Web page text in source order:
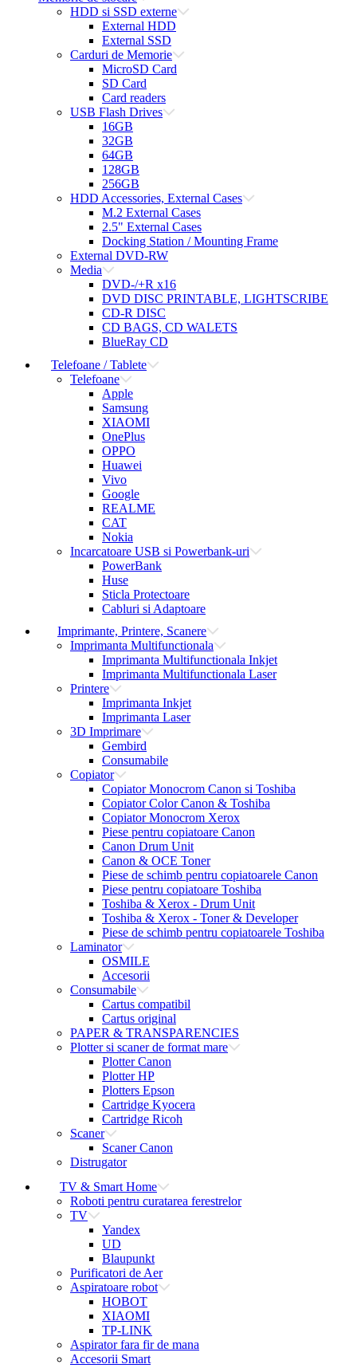
HDD si SSD externe
External HDD
External SSD
Carduri de Memorie
MicroSD Card
SD Card
Card readers
USB Flash Drives
16GB
32GB
64GB
128GB
256GB
HDD Accessories, External Cases
M.2 External Cases
2.5" External Cases
Docking Station / Mounting Frame
External DVD-RW
Media
DVD-/+R x16
DVD DISC PRINTABLE, LIGHTSCRIBE
CD-R DISC
CD BAGS, CD WALETS
BlueRay CD
Telefoane / Tablete
Telefoane
Apple
Samsung
XIAOMI
OnePlus
OPPO
Huawei
Vivo
Google
REALME
CAT
Nokia
Incarcatoare USB si Powerbank-uri
PowerBank
Huse
Sticla Protectoare
Cabluri si Adaptoare
Imprimante, Printere, Scanere
Imprimanta Multifunctionala
Imprimanta Multifunctionala Inkjet
Imprimanta Multifunctionala Laser
Printere
Imprimanta Inkjet
Imprimanta Laser
3D Imprimare
Gembird
Consumabile
Copiator
Copiator Monocrom Canon si Toshiba
Copiator Color Canon & Toshiba
Copiator Monocrom Xerox
Piese pentru copiatoare Canon
Canon Drum Unit
Canon & OCE Toner
Piese de schimb pentru copiatoarele Canon
Piese pentru copiatoare Toshiba
Toshiba & Xerox - Drum Unit
Toshiba & Xerox - Toner & Developer
Piese de schimb pentru copiatoarele Toshiba
Laminator
OSMILE
Accesorii
Consumabile
Cartus compatibil
Cartus original
PAPER & TRANSPARENCIES
Plotter si scaner de format mare
Plotter Canon
Plotter HP
Plotters Epson
Cartridge Kyocera
Cartridge Ricoh
Scaner
Scaner Canon
Distrugator
TV & Smart Home
Roboti pentru curatarea ferestrelor
TV
Yandex
UD
Blaupunkt
Purificatori de Aer
Aspiratoare robot
HOBOT
XIAOMI
TP-LINK
Aspirator fara fir de mana
Accesorii Smart